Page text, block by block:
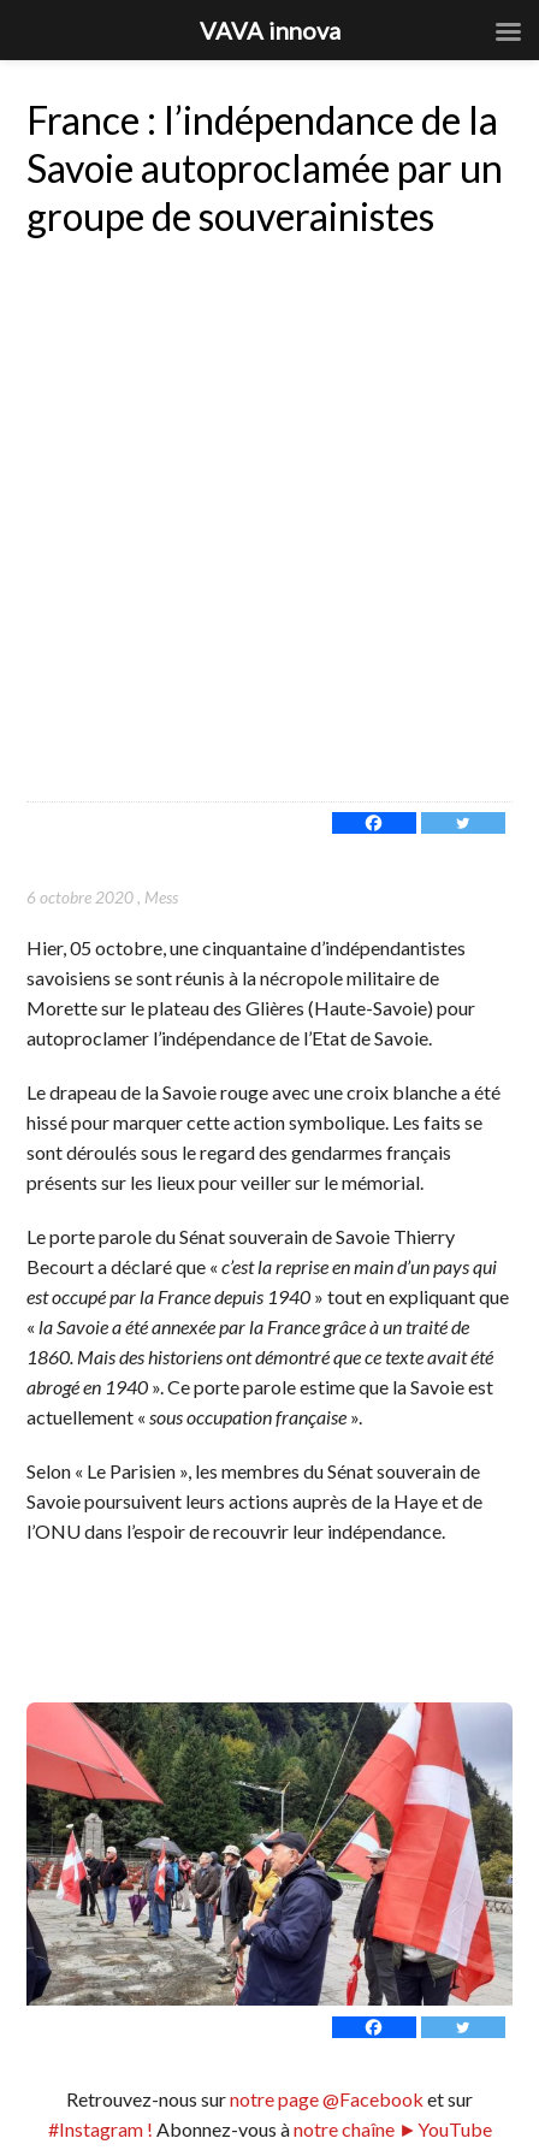
France : l’indépendance de la
Savoie autoproclamée par un
groupe de souverainistes
6 octobre 2020, Mess
Hier, 05 octobre, une cinquantaine d’indépendantistes
savoisiens se sont réunis à la nécropole militaire de
Morette sur le plateau des Glières (Haute-Savoie) pour
autoproclamer l’indépendance de l’Etat de Savoie.
Le drapeau de la Savoie rouge avec une croix blanche a été
hissé pour marquer cette action symbolique. Les faits se
sont déroulés sous le regard des gendarmes français
présents sur les lieux pour veiller sur le mémorial.
Le porte parole du Sénat souverain de Savoie Thierry
Becourt a déclaré que «c’est la reprise en main d’un pays qui
est occupé par la France depuis 1940 » tout en expliquant que
« la Savoie a été annexée par la France grâce à un traité de
1860. Mais des historiens ont démontré que ce texte avait été
abrogé en 1940 ». Ce porte parole estime que la Savoie est
actuellement «sous occupation française ».
Selon « Le Parisien », les membres du Sénat souverain de
Savoie poursuivent leurs actions auprès de la Haye et de
l’ONU dans l’espoir de recouvrir leur indépendance.
Retrouvez-nous surnotre page @Facebook et sur
#Instagram ! Abonnez-vous ànotre chaîne ►YouTube
VAVA innova